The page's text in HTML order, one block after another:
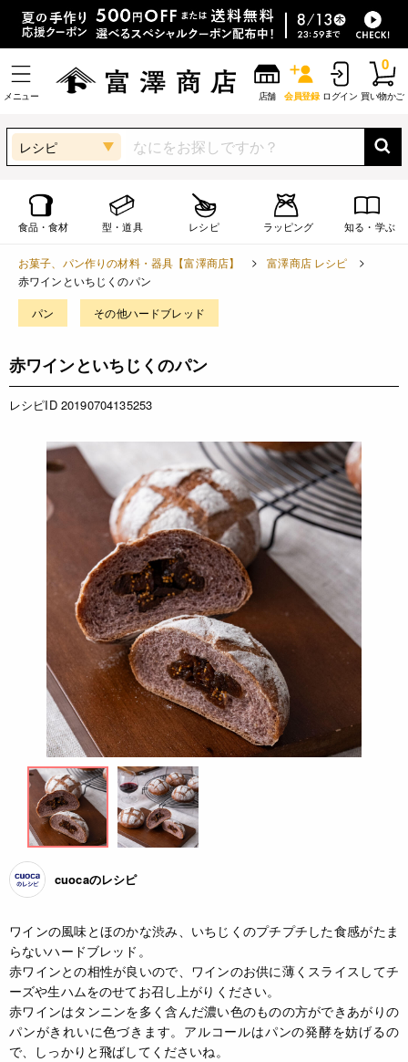
メニュー 店舗 会員登録 ログイン 買い物かご
0
レシピ
食品・食材 型・道具 レシピ ラッピング 知る・学ぶ
お菓子、パン作りの材料・器具【富澤商店】
富澤商店 レシピ
赤ワインといちじくのパン
パン その他ハードブレッド
赤ワインといちじくのパン
レシピID 20190704135253
cuocaのレシピ
ワインの風味とほのかな渋み、いちじくのプチプチした食感がたま
らないハードブレッド。
赤ワインとの相性が良いので、ワインのお供に薄くスライスしてチ
ーズや生ハムをのせてお召し上がりください。
赤ワインはタンニンを多く含んだ濃い色のものの方ができあがりの
パンがきれいに色づきます。アルコールはパンの発酵を妨げるの
で、しっかりと飛ばしてくださいね。